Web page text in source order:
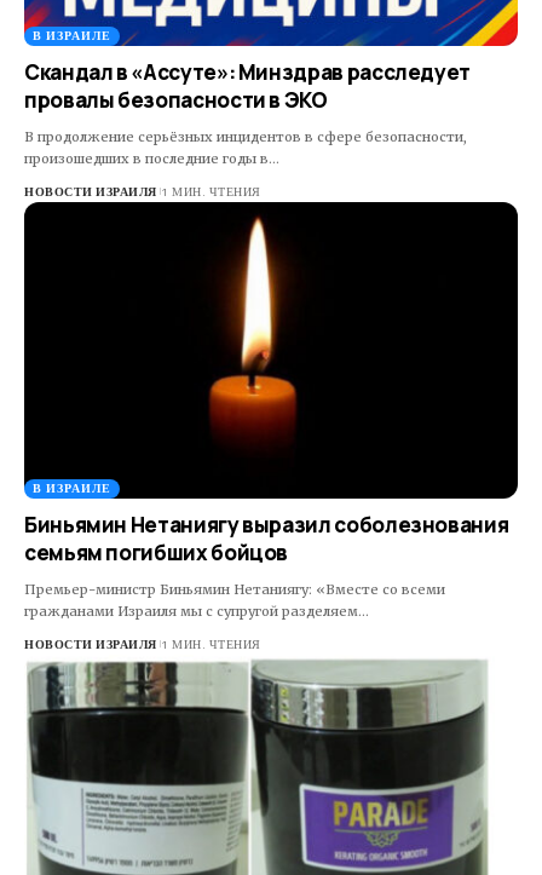
В ИЗРАИЛЕ
Скандал в «Ассуте»: Минздрав расследует
провалы безопасности в ЭКО
В продолжение серьёзных инцидентов в сфере безопасности,
произошедших в последние годы в…
НОВОСТИ ИЗРАИЛЯ 1 МИН. ЧТЕНИЯ
В ИЗРАИЛЕ
Биньямин Нетаниягу выразил соболезнования
семьям погибших бойцов
Премьер-министр Биньямин Нетаниягу: «Вместе со всеми
гражданами Израиля мы с супругой разделяем…
НОВОСТИ ИЗРАИЛЯ 1 МИН. ЧТЕНИЯ